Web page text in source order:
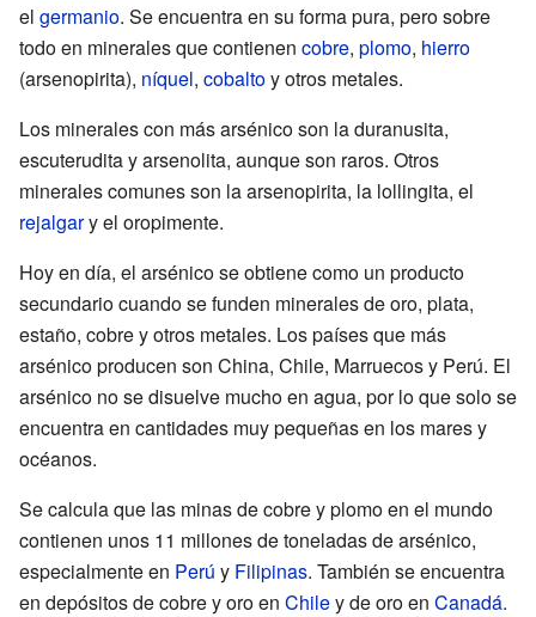
el germanio. Se encuentra en su forma pura, pero sobre
todo en minerales que contienen cobre, plomo, hierro
(arsenopirita), níquel, cobaltoy otros metales.
Los minerales con más arsénico son la duranusita,
escuterudita y arsenolita, aunque son raros. Otros
minerales comunes son la arsenopirita, la lollingita, el
rejalgary el oropimente.
Hoy en día, el arsénico se obtiene como un producto
secundario cuando se funden minerales de oro, plata,
estaño, cobre y otros metales. Los países que más
arsénico producen son China, Chile, Marruecos y Perú. El
arsénico no se disuelve mucho en agua, por lo que solo se
encuentra en cantidades muy pequeñas en los mares y
océanos.
Se calcula que las minas de cobre y plomo en el mundo
contienen unos 11 millones de toneladas de arsénico,
especialmente en Perú y Filipinas. También se encuentra
en depósitos de cobre y oro en Chiley de oro en Canadá.